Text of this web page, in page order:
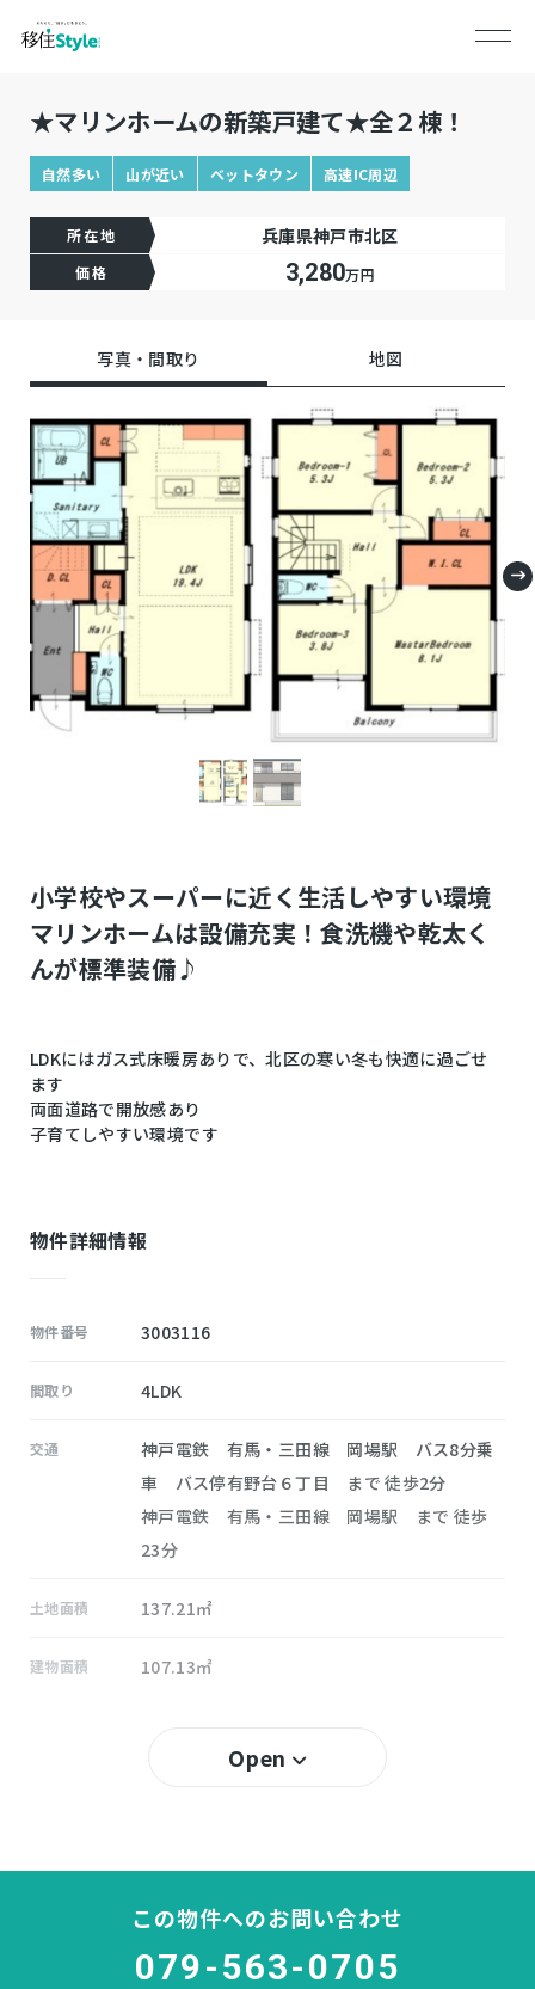
★マリンホームの新築戸建て★全２棟！
自然多い 山が近い ベットタウン 高速IC周辺
所在地 兵庫県神戸市北区
価格 3,280万円
写真・間取り 地図
小学校やスーパーに近く生活しやすい環境
マリンホームは設備充実！食洗機や乾太く
んが標準装備♪
LDKにはガス式床暖房ありで、北区の寒い冬も快適に過ごせ
ます
両面道路で開放感あり
子育てしやすい環境です
物件詳細情報
物件番号 3003116
間取り 4LDK
交通
神戸電鉄 有馬・三田線 岡場駅 バス8分乗
車 バス停有野台６丁目 まで 徒歩2分
神戸電鉄 有馬・三田線 岡場駅 まで 徒歩
23分
土地面積 137.21㎡
建物面積 107.13㎡
構造および階数木造 地上2階建
Open
この物件へのお問い合わせ
079-563-0705